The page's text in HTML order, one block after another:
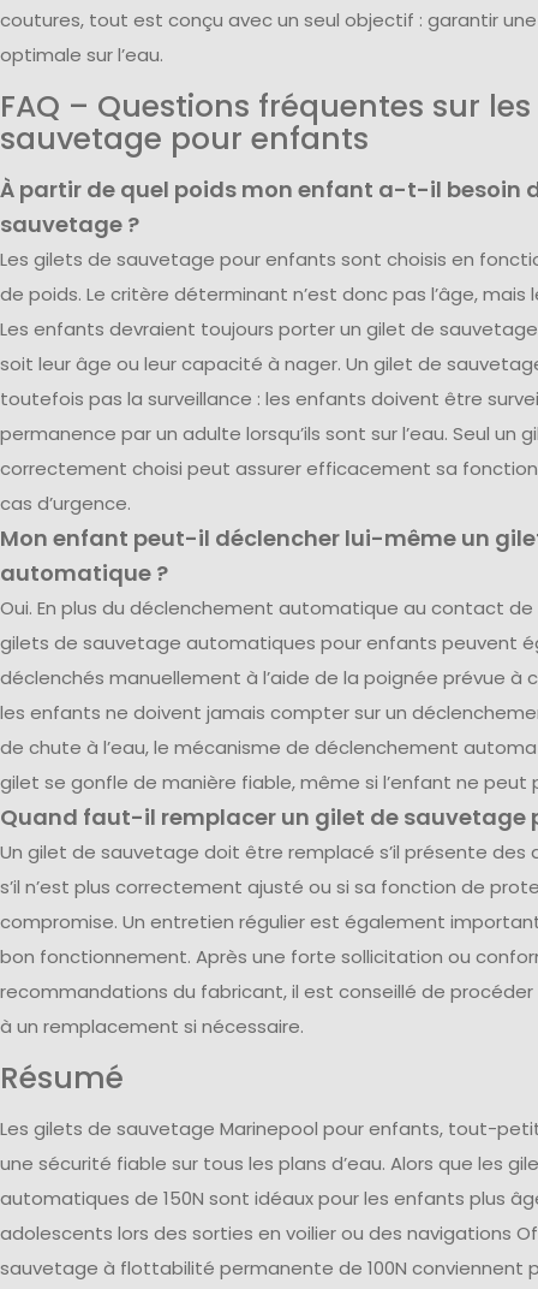
coutures, tout est conçu avec un seul objectif : garantir
optimale sur l’eau.
FAQ – Questions fréquentes sur
sauvetage pour enfants
À partir de quel poids mon enfant a-t-il besoin
sauvetage ?
Les gilets de sauvetage pour enfants sont choisis en
de poids. Le critère déterminant n’est donc pas l’âge, mais
Les enfants devraient toujours porter un gilet de
soit leur âge ou leur capacité à nager. Un gilet de
toutefois pas la surveillance : les enfants doivent être
permanence par un adulte lorsqu’ils sont sur l’eau. Seul un
correctement choisi peut assurer efficacement sa
cas d’urgence.
Mon enfant peut-il déclencher lui-même un
automatique ?
Oui. En plus du déclenchement automatique au contact de
gilets de sauvetage automatiques pour enfants peuvent
déclenchés manuellement à l’aide de la poignée prévue à
les enfants ne doivent jamais compter sur un
de chute à l’eau, le mécanisme de déclenchement
gilet se gonfle de manière fiable, même si l’enfant ne peut
Quand faut-il remplacer un gilet de sauvetage
Un gilet de sauvetage doit être remplacé s’il présente des
s’il n’est plus correctement ajusté ou si sa fonction de
compromise. Un entretien régulier est également
bon fonctionnement. Après une forte sollicitation ou
recommandations du fabricant, il est conseillé de procéder
à un remplacement si nécessaire.
Résumé
Les gilets de sauvetage Marinepool pour enfants, tout-
une sécurité fiable sur tous les plans d’eau. Alors que les
automatiques de 150N sont idéaux pour les enfants plus
adolescents lors des sorties en voilier ou des navigations
sauvetage à flottabilité permanente de 100N conviennent